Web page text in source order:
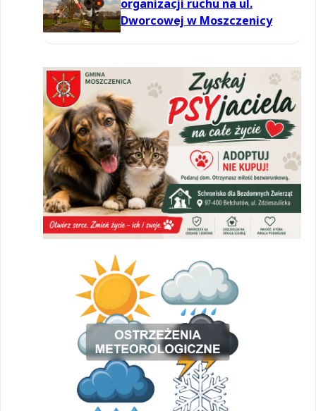
organizacji ruchu na ul.
Dworcowej w Moszczenicy